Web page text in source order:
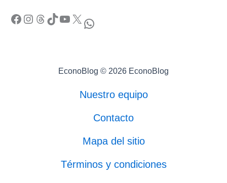
Facebook Instagram Threads TikTok YouTube X WhatsApp
EconoBlog © 2026 EconoBlog
Nuestro equipo
Contacto
Mapa del sitio
Términos y condiciones